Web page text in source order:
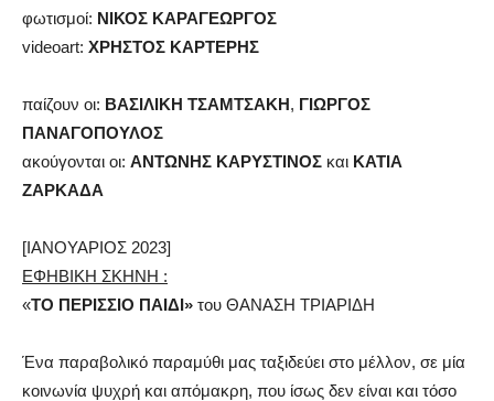
φωτισμοί: ΝΙΚΟΣ ΚΑΡΑΓΕΩΡΓΟΣ
videoart: ΧΡΗΣΤΟΣ ΚΑΡΤΕΡΗΣ
παίζουν οι: ΒΑΣΙΛΙΚΗ ΤΣΑΜΤΣΑΚΗ, ΓΙΩΡΓΟΣ
ΠΑΝΑΓΟΠΟΥΛΟΣ
ακούγονται οι: ΑΝΤΩΝΗΣ ΚΑΡΥΣΤΙΝΟΣ και ΚΑΤΙΑ
ΖΑΡΚΑΔΑ
[ΙΑΝΟΥΑΡΙΟΣ 2023]
ΕΦΗΒΙΚΗ ΣΚΗΝΗ :
«ΤΟ ΠΕΡΙΣΣΙΟ ΠΑΙΔΙ» του ΘΑΝΑΣΗ ΤΡΙΑΡΙΔΗ
Ένα παραβολικό παραμύθι μας ταξιδεύει στο μέλλον, σε μία
κοινωνία ψυχρή και απόμακρη, που ίσως δεν είναι και τόσο